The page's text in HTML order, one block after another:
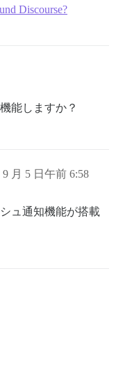
Discourse?
能しますか？
9 月 5 日午前 6:58
ュ通知機能が搭載